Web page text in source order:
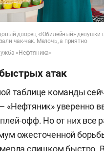
дворец «Юбилейный» девушки
чак-чак. Мелочь, а приятно
«Нефтяника»
атак
таблице команды
«Нефтяник» уверенно
офф. Но от них все
ожесточенной